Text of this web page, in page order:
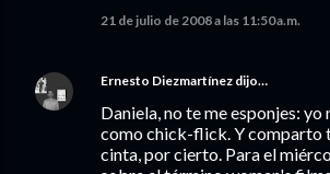
21 de julio de 2008 a las 11:50 a.m.
Ernesto Diezmartínez dijo…
Daniela, no te me esponjes: yo
como chick-flick. Y comparto
cinta, por cierto. Para el